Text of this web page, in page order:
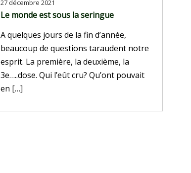
27 décembre 2021
Le monde est sous la seringue
A quelques jours de la fin d’année,
beaucoup de questions taraudent notre
esprit. La première, la deuxième, la
3e…..dose. Qui l’eût cru? Qu’ont pouvait
en […]